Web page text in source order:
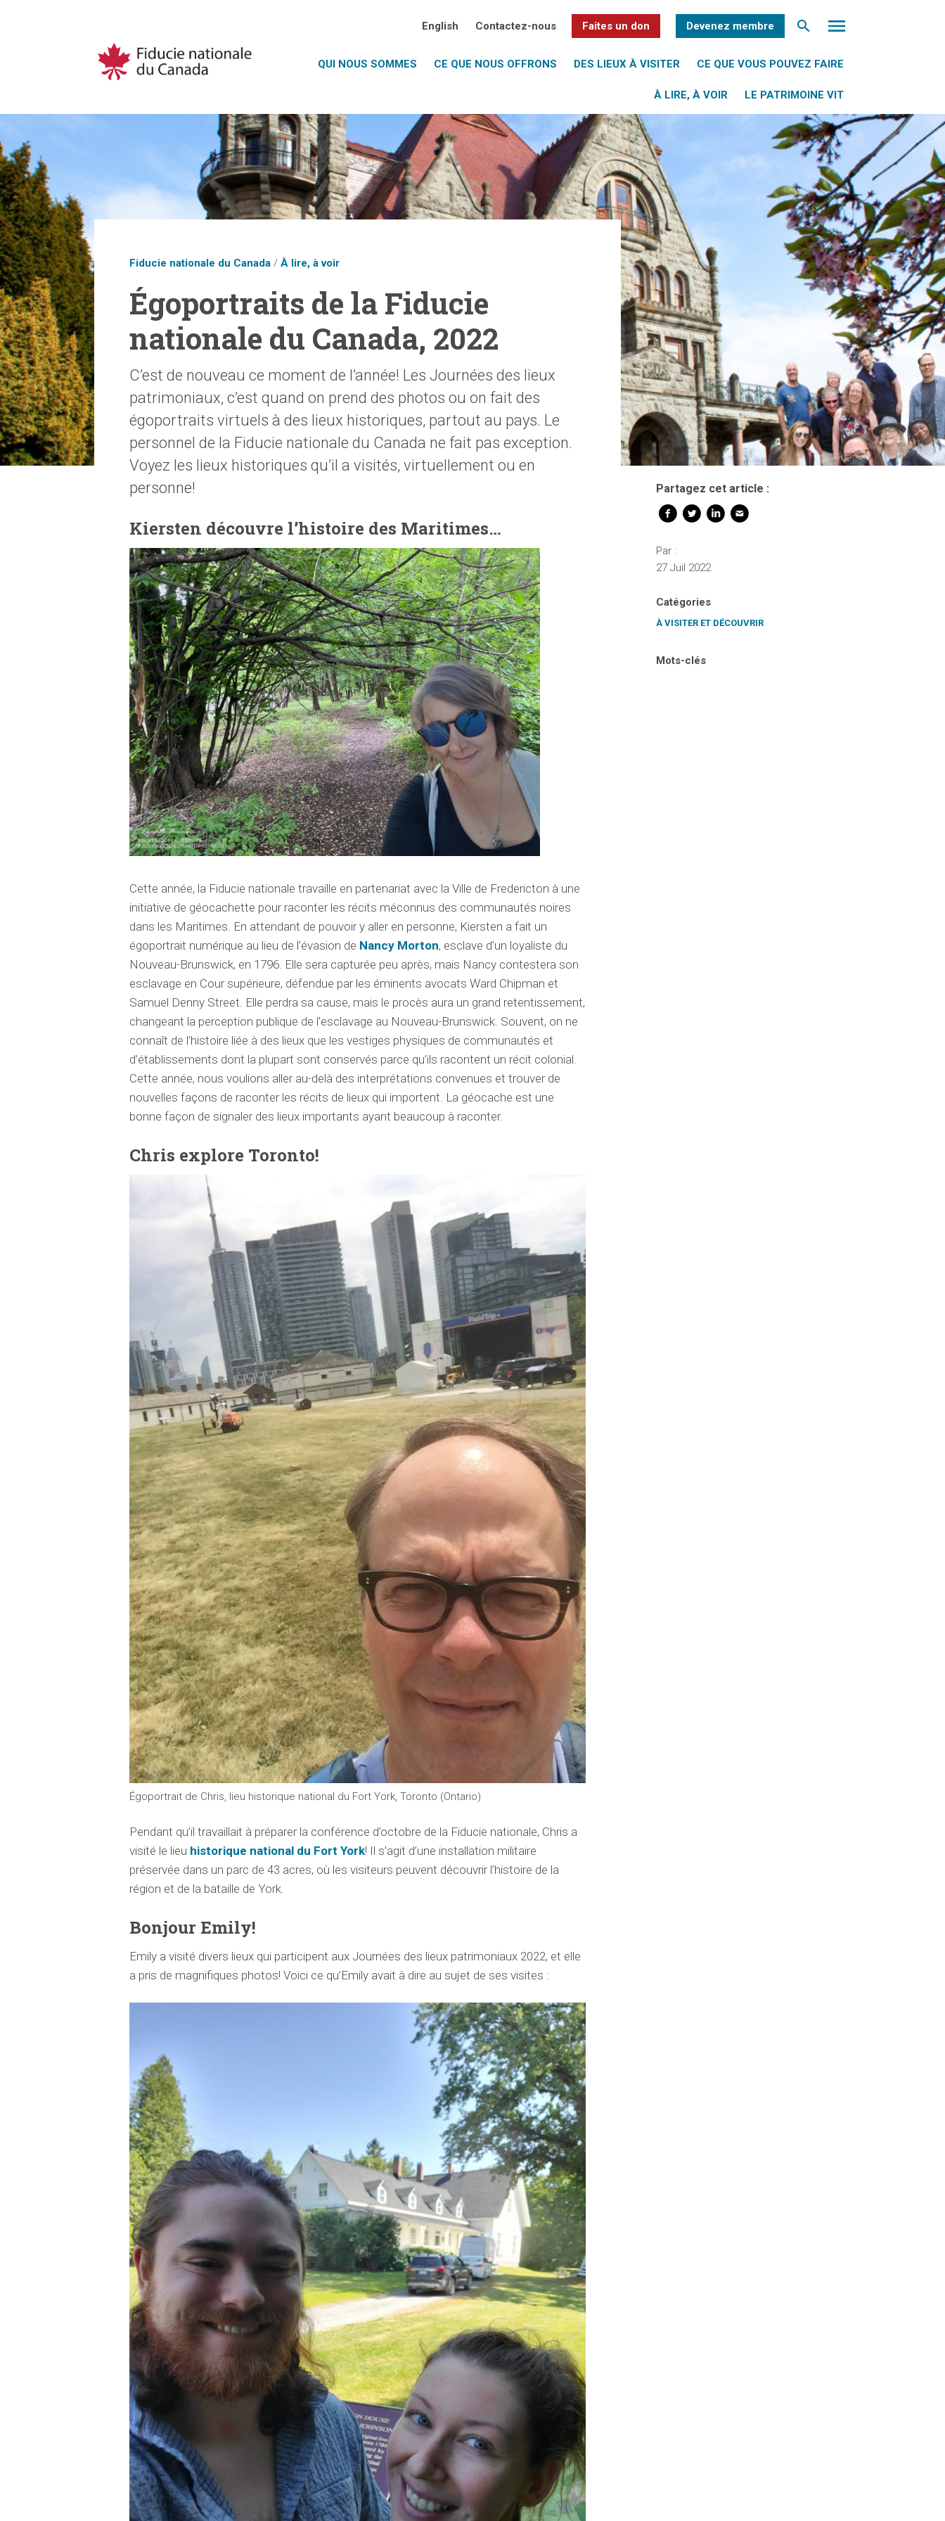
English Contactez-nous Faites un don Devenez membre
QUI NOUS SOMMES CE QUE NOUS OFFRONS DES LIEUX À VISITER CE QUE VOUS POUVEZ FAIRE
À LIRE, À VOIR LE PATRIMOINE VIT
Partagez cet article :
Par :
27 Juil 2022
Catégories
À VISITER ET DÉCOUVRIR
Mots-clés
Fiducie nationale du Canada /À lire, à voir
Égoportraits de la Fiducie
nationale du Canada, 2022
C’est de nouveau ce moment de l’année! Les Journées des lieux
patrimoniaux, c’est quand on prend des photos ou on fait des
égoportraits virtuels à des lieux historiques, partout au pays. Le
personnel de la Fiducie nationale du Canada ne fait pas exception.
Voyez les lieux historiques qu’il a visités, virtuellement ou en
personne!
Kiersten découvre l’histoire des Maritimes…
Cette année, la Fiducie nationale travaille en partenariat avec la Ville de Fredericton à une
initiative de géocachette pour raconter les récits méconnus des communautés noires
dans les Maritimes. En attendant de pouvoir y aller en personne, Kiersten a fait un
égoportrait numérique au lieu de l’évasion de Nancy Morton, esclave d’un loyaliste du
Nouveau-Brunswick, en 1796. Elle sera capturée peu après, mais Nancy contestera son
esclavage en Cour supérieure, défendue par les éminents avocats Ward Chipman et
Samuel Denny Street. Elle perdra sa cause, mais le procès aura un grand retentissement,
changeant la perception publique de l’esclavage au Nouveau-Brunswick. Souvent, on ne
connaît de l’histoire liée à des lieux que les vestiges physiques de communautés et
d’établissements dont la plupart sont conservés parce qu’ils racontent un récit colonial.
Cette année, nous voulions aller au-delà des interprétations convenues et trouver de
nouvelles façons de raconter les récits de lieux qui importent. La géocache est une
bonne façon de signaler des lieux importants ayant beaucoup à raconter.
Chris explore Toronto!
Égoportrait de Chris, lieu historique national du Fort York, Toronto (Ontario)
Pendant qu’il travaillait à préparer la conférence d’octobre de la Fiducie nationale, Chris a
visité le lieu historique national du Fort York! Il s’agit d’une installation militaire
préservée dans un parc de 43 acres, où les visiteurs peuvent découvrir l’histoire de la
région et de la bataille de York.
Bonjour Emily!
Emily a visité divers lieux qui participent aux Journées des lieux patrimoniaux 2022, et elle
a pris de magnifiques photos! Voici ce qu’Emily avait à dire au sujet de ses visites :